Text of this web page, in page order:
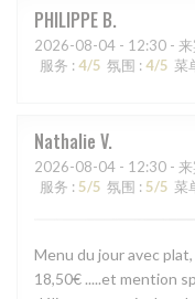
PHILIPPE B
2026-08-04 - 12:30 -
服务 : 4/5 氛围 : 4/5 菜
Nathalie V
2026-08-04 - 12:30 - 来
服务 : 5/5 氛围 : 5/5 菜
Menu du jour avec
18,50€ .....et mention